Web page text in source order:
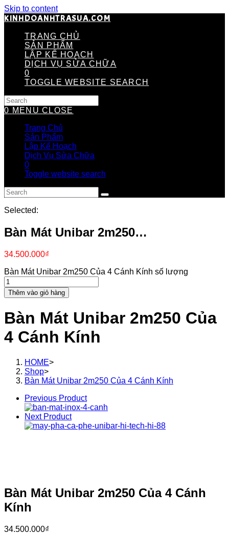
Skip to content
KINHDOANHTRASUA.COM
TRANG CHỦ
SẢN PHẨM
LẬP KẾ HOẠCH
DỊCH VỤ SỬA CHỮA
0
TOGGLE WEBSITE SEARCH
0 MENU CLOSE
Trang Chủ
Sản Phẩm
Lập Kế Hoạch
Dịch Vụ Sửa Chữa
0
Toggle website search
Selected:
Bàn Mát Unibar 2m250…
34.500.000₫
Bàn Mát Unibar 2m250 Của 4 Cánh Kính số lượng
Thêm vào giỏ hàng
Bàn Mát Unibar 2m250 Của
4 Cánh Kính
HOME>
Shop>
Bàn Mát Unibar 2m250 Của 4 Cánh Kính
Previous Product
Next Product
Bàn Mát Unibar 2m250 Của 4 Cánh
Kính
34.500.000₫